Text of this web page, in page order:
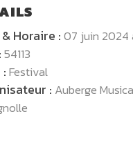
Horaire :07 juin 2024
54113
Festival
: Auberge